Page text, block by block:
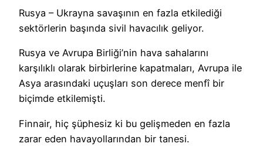
Rusya – Ukrayna savaşının en fazla etkilediği
sektörlerin başında sivil havacılık geliyor.
Rusya ve Avrupa Birliği’nin hava sahalarını
karşılıklı olarak birbirlerine kapatmaları, Avrupa ile
Asya arasındaki uçuşları son derece menfî bir
biçimde etkilemişti.
Finnair, hiç şüphesiz ki bu gelişmeden en fazla
zarar eden havayollarından bir tanesi.